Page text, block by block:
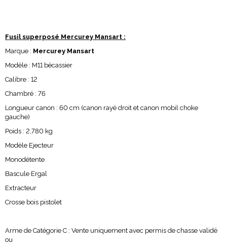
Fusil superposé Mercurey Mansart :
Marque : Mercurey Mansart
Modèle : M11 bécassier
Calibre : 12
Chambré : 76
Longueur canon : 60 cm (canon rayé droit et canon mobil choke
gauche)
Poids : 2,780 kg
Modèle Ejecteur
Monodétente
Bascule Ergal
Extracteur
Crosse bois pistolet
Arme de Catégorie C : Vente uniquement avec permis de chasse validé
ou